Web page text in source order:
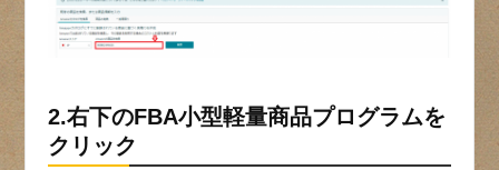
2.右下のFBA小型軽量商品プログラムを
クリック